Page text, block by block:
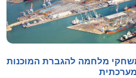
מלחמה להגברת המוכנות